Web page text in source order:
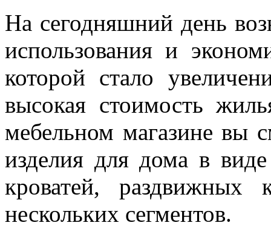
На сегодняшний день
использования и
которой стало
высокая стоимость
мебельном магазине вы
изделия для дома в
кроватей, раздвижных
нескольких сегментов.